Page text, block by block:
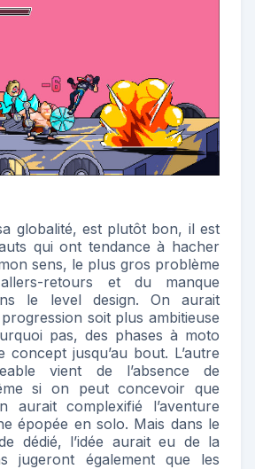
globalité, est plutôt bon, il est
qui ont tendance à hacher
sens, le plus gros problème
retours et du manque
le level design. On aurait
soit plus ambitieuse
pas, des phases à moto
jusqu’au bout. L’autre
vient de l’absence de
si on peut concevoir que
aurait complexifié l’aventure
épopée en solo. Mais dans le
dédié, l’idée aurait eu de la
jugeront également que les